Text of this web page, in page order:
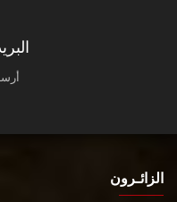
الزائـرون